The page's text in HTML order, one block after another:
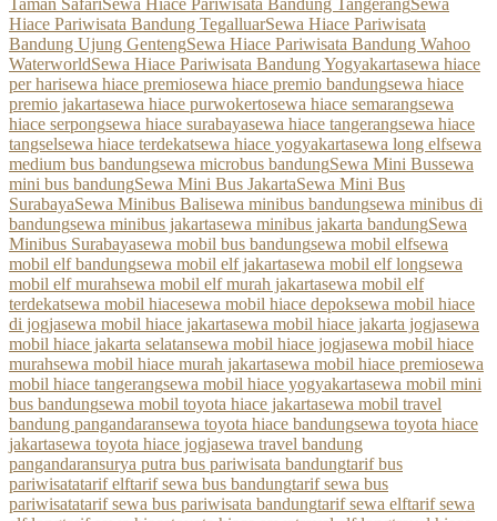
Taman SafariSewa Hiace Pariwisata Bandung TangerangSewa
Hiace Pariwisata Bandung TegalluarSewa Hiace Pariwisata
Bandung Ujung GentengSewa Hiace Pariwisata Bandung Wahoo
WaterworldSewa Hiace Pariwisata Bandung Yogyakartasewa hiace
per harisewa hiace premiosewa hiace premio bandungsewa hiace
premio jakartasewa hiace purwokertosewa hiace semarangsewa
hiace serpongsewa hiace surabayasewa hiace tangerangsewa hiace
tangselsewa hiace terdekatsewa hiace yogyakartasewa long elfsewa
medium bus bandungsewa microbus bandungSewa Mini Bussewa
mini bus bandungSewa Mini Bus JakartaSewa Mini Bus
SurabayaSewa Minibus Balisewa minibus bandungsewa minibus di
bandungsewa minibus jakartasewa minibus jakarta bandungSewa
Minibus Surabayasewa mobil bus bandungsewa mobil elfsewa
mobil elf bandungsewa mobil elf jakartasewa mobil elf longsewa
mobil elf murahsewa mobil elf murah jakartasewa mobil elf
terdekatsewa mobil hiacesewa mobil hiace depoksewa mobil hiace
di jogjasewa mobil hiace jakartasewa mobil hiace jakarta jogjasewa
mobil hiace jakarta selatansewa mobil hiace jogjasewa mobil hiace
murahsewa mobil hiace murah jakartasewa mobil hiace premiosewa
mobil hiace tangerangsewa mobil hiace yogyakartasewa mobil mini
bus bandungsewa mobil toyota hiace jakartasewa mobil travel
bandung pangandaransewa toyota hiace bandungsewa toyota hiace
jakartasewa toyota hiace jogjasewa travel bandung
pangandaransurya putra bus pariwisata bandungtarif bus
pariwisatatarif elftarif sewa bus bandungtarif sewa bus
pariwisatatarif sewa bus pariwisata bandungtarif sewa elftarif sewa